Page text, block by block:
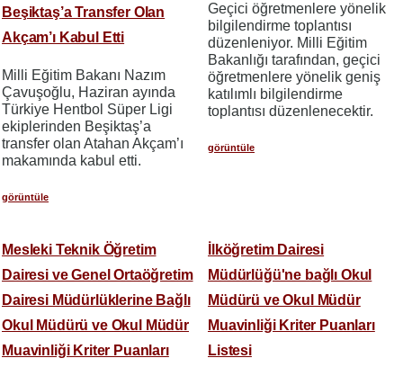
Beşiktaş’a Transfer Olan
Akçam’ı Kabul Etti
Milli Eğitim Bakanı Nazım
Çavuşoğlu, Haziran ayında
Türkiye Hentbol Süper Ligi
ekiplerinden Beşiktaş’a
transfer olan Atahan Akçam’ı
makamında kabul etti.
görüntüle
Geçici öğretmenlere yönelik
bilgilendirme toplantısı
düzenleniyor. Milli Eğitim
Bakanlığı tarafından, geçici
öğretmenlere yönelik geniş
katılımlı bilgilendirme
toplantısı düzenlenecektir.
görüntüle
Mesleki Teknik Öğretim
Dairesi ve Genel Ortaöğretim
Dairesi Müdürlüklerine Bağlı
Okul Müdürü ve Okul Müdür
Muavinliği Kriter Puanları
İlköğretim Dairesi
Müdürlüğü'ne bağlı Okul
Müdürü ve Okul Müdür
Muavinliği Kriter Puanları
Listesi